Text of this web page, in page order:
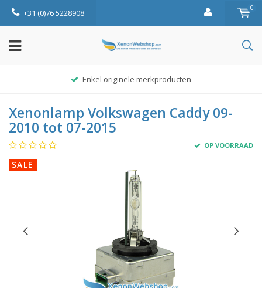
+31 (0)76 5228908 0
Enkel originele merkproducten
Xenonlamp Volkswagen Caddy 09-
2010 tot 07-2015
OP VOORRAAD
SALE